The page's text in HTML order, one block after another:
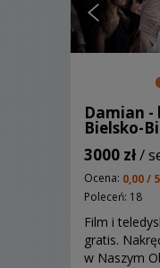
Damian -
Bielsko-
3000 zł/
Ocena: 0,00 / 5
Poleceń: 18
Film i
gratis.
w Naszym